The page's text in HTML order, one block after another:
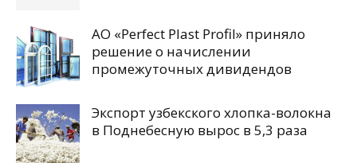
АО «Perfect Plast Profil» приняло
решение о начислении
промежуточных дивидендов
Экспорт узбекского хлопка-волокна
в Поднебесную вырос в 5,3 раза